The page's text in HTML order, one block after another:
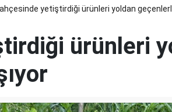
yetiştirdiği ürünleri yoldan
ürünleri